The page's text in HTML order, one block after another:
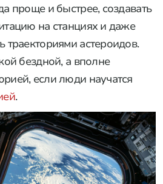
проще и быстрее, создавать
на станциях и даже
траекториями астероидов.
бездной, а вполне
если люди научатся
.